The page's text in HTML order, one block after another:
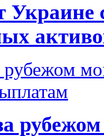
Украине
рубежом